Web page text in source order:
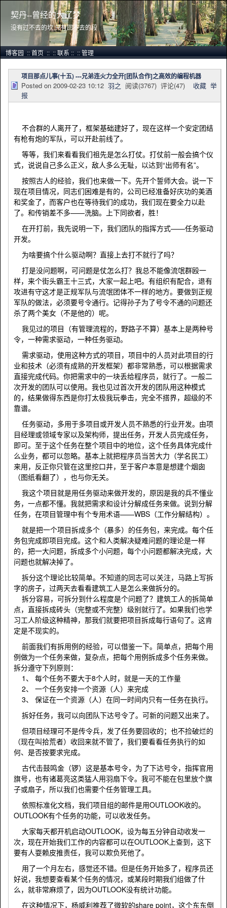
契丹--曾经的大辽梦
没有过不去的坎,只有回不去的段
博客园::首页::::联系::::管理
项目那点儿事(十五) ---兄弟连火力全开[团队合作]之高效的编程机器
Posted on 2009-02-23 10:12 羽之 阅读(3767) 评论(47) 收藏 举
报
不合群的人离开了，框架基础建好了，现在这样一个安定团结
有枪有炮的军队，可以开赴前线了。
等等，我们来看看我们祖先是怎么打仗。打仗前一般会搞个仪
式，说说自己多么正义，敌人多么无耻，以达到“出师有名”。
按照古人的经验，我们也来做一下。先开个誓师大会。说一下
现在项目情况，同志们困难是有的，公司已经准备好庆功的美酒
和奖金了，而客户也在等待我们的成功，我们现在要全力以赴
了。和传销差不多——洗脑。上下同欲者，胜！
在开打前，我先说明一下，我们团队的指挥方式——任务驱动
开发。
为啥要搞个什么驱动啊？直接上去打不就行了吗？
打是没问题啊，可问题是仗怎么打？我总不能像流氓群殴一
样，来个街头霸王十三式，大家一起上吧。有组织有配合，退有
攻进有守这才是正规军队与流氓团体不一样的地方。要做到正规
军队的做法，必须要号令通行。记得孙子为了号令不通的问题还
杀了两个美女（不是他的）呢。
我见过的项目（有管理流程的，野路子不算）基本上是两种号
令，一种需求驱动，一种任务驱动。
需求驱动，使用这种方式的项目，项目中的人员对此项目的行
业和技术（必须有成熟的开发框架）都非常熟悉，可以根据需求
直接完成代码。你把需求中的一块丢给程序员，就行了。一般二
次开发的团队可以使用。我也见过首次开发的团队用这种模式
的，结果做得东西是你打太极我玩拳击，完全不搭界，超级的不
靠谱。
任务驱动，多用于多项目或开发人员不熟悉的行业开发。由项
目经理或领域专家以及架构师，提出任务，开发人员完成任务，
即可。至于这个任务在整个项目中的地位，这个任务具体完成什
么业务，都可以忽略。基本上就把程序员当苦大力（学名民工）
来用，反正你只管在这里挖口井，至于客户本意是想建个烟囱
（图纸看翻了），也与你无关。
我这个项目就是用任务驱动来做开发的，原因是我的兵不懂业
务，一点都不懂。我就把需求和设计分解成任务来做。说到分解
任务，在项目管理中有个专用术语——WBS（工作分解结构）。
就是把一个项目拆成多个（暴多）的任务包，来完成。每个任
务包完成即项目完成。这个和人类解决疑难问题的理论是一样
的，把一大问题，拆成多个小问题，每个小问题都解决完成，大
问题也就解决掉了。
拆分这个理论比较简单。不知道的同志可以关注，马路上写拆
字的房子，过两天去看看建筑工人是怎么来做拆分的。
拆分容易，可拆分到什么程度是个问题了？建筑工人的拆简单
点，直接拆成砖头（完整或不完整）级别就行了。如果我们也学
习工人阶级这种精神，那我们就要把项目拆成每行语句了。这肯
定是不现实的。
前面我们有拆用例的经验，可以借鉴一下。简单点，把每个用
例做为一个任务来做，复杂点，把每个用例拆成多个任务来做。
拆分遵守下列原则：
1、 每个任务不要大于8个人时，就是一天的工作量
2、 一个任务安排一个资源（人）来完成
3、 保证在一个资源（人）在同一时间内只有一任务在执行。
拆好任务，我可以向团队下达号令了。可新的问题又出来了。
但项目经理可不是传令兵，发了任务要回收的；也不捡破烂的
（现在叫拾荒者）收回来就不管了，我们要看看任务执行的如
何、是否按要求完成。
古代击鼓鸣金（锣）这是基本号令，为了下达号令，指挥官用
旗号，也有诸葛亮这类猛人用羽扇下令。我可不能在包里放个旗
子或扇子，所以我们也需要个任务管理工具。
依照标准化文档，我们项目组的邮件是用OUTLOOK收的。
OUTLOOK有个任务的功能，可以收发任务。
大家每天都开机启动OUTLOOK，设为每五分钟自动收发一
次，现在开始我们工作的内容都可以在OUTLOOK上查到，这下
要有人耍赖皮推责任，我可以欺负死他了。
用了一个月左右，感觉还不错。但是任务开始多了，程序员还
好说，我想要查看某个任务的情况，或某段时期我们组做了什
么，就非常麻烦了，因为OUTLOOK没有统计功能。
在这种情况下，杨威利推荐了微软的share point，这个东东倒